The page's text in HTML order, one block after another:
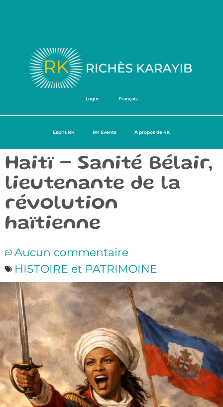
Login Français
Esprit RK RK Events À propos de RK
Haitï – Sanité Bélair,
lieutenante de la
révolution
haïtienne
Aucun commentaire
HISTOIRE et PATRIMOINE